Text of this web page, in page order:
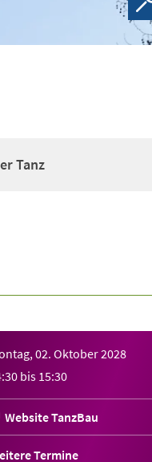
Tanz
02. Oktober 2028
bis 15:30
Website TanzBau
Termine